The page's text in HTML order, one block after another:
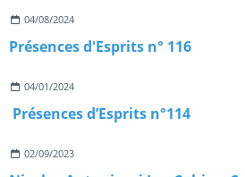
04/08/2024
Présences d'Esprits n° 116
04/01/2024
Présences d’Esprits n°114
02/09/2023